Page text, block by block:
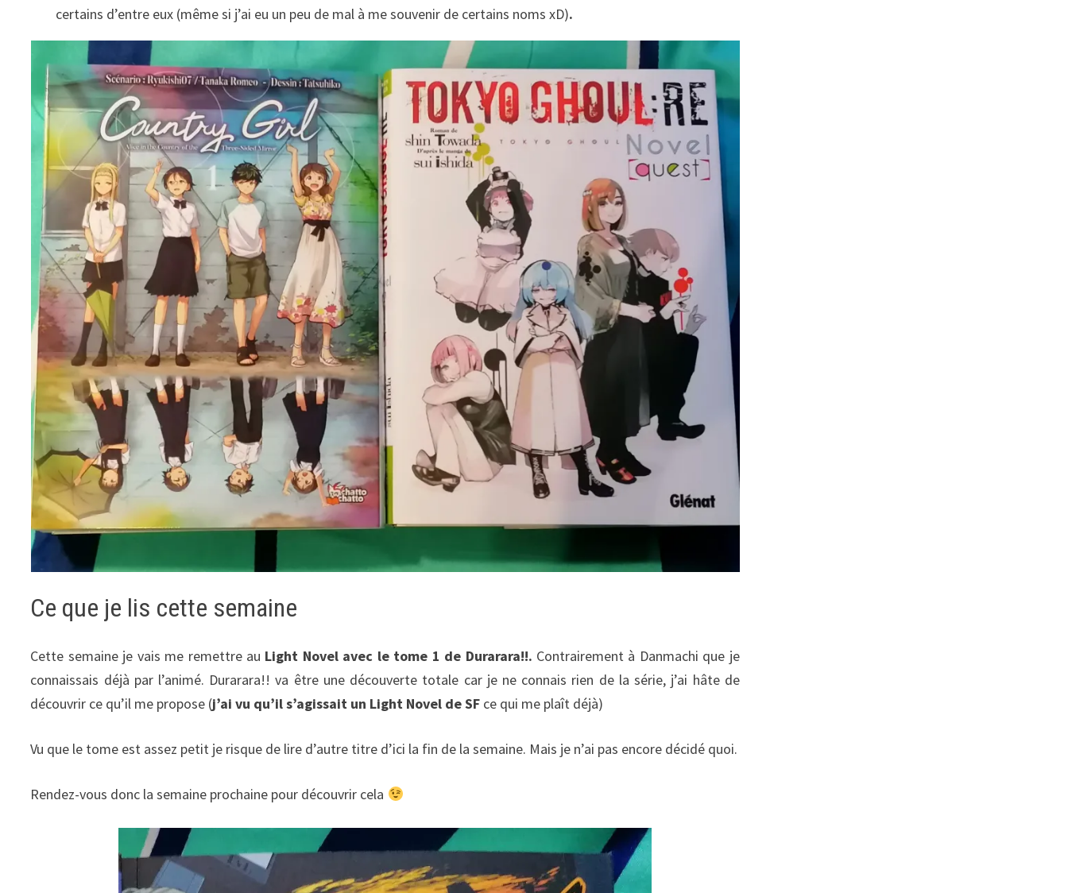
certains d’entre eux (même si j’ai eu un peu de mal à me souvenir de certains noms xD).
Ce que je lis cette semaine
Cette semaine je vais me remettre au Light Novel avec le tome 1 de Durarara!!. Contrairement à Danmachi que je
connaissais déjà par l’animé. Durarara!! va être une découverte totale car je ne connais rien de la série, j’ai hâte de
découvrir ce qu’il me propose (j’ai vu qu’il s’agissait un Light Novel de SF ce qui me plaît déjà)
Vu que le tome est assez petit je risque de lire d’autre titre d’ici la fin de la semaine. Mais je n’ai pas encore décidé quoi.
Rendez-vous donc la semaine prochaine pour découvrir cela